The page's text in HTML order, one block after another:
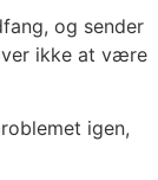
og sender
ikke at være
igen,